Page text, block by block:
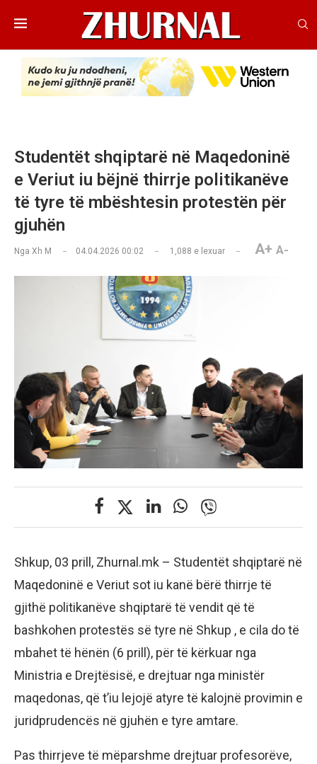
Studentët shqiptarë në Maqedoninë
e Veriut iu bëjnë thirrje politikanëve
të tyre të mbështesin protestën për
gjuhën
Nga Xh M 04.04.2026 00:02 1,088 e lexuar A+ A-
Shkup, 03 prill, Zhurnal.mk – Studentët shqiptarë në
Maqedoninë e Veriut sot iu kanë bërë thirrje të
gjithë politikanëve shqiptarë të vendit që të
bashkohen protestës së tyre në Shkup , e cila do të
mbahet të hënën (6 prill), për të kërkuar nga
Ministria e Drejtësisë, e drejtuar nga ministër
maqedonas, që t’iu lejojë atyre të kalojnë provimin e
juridprudencës në gjuhën e tyre amtare.
Pas thirrjeve të mëparshme drejtuar profesorëve,